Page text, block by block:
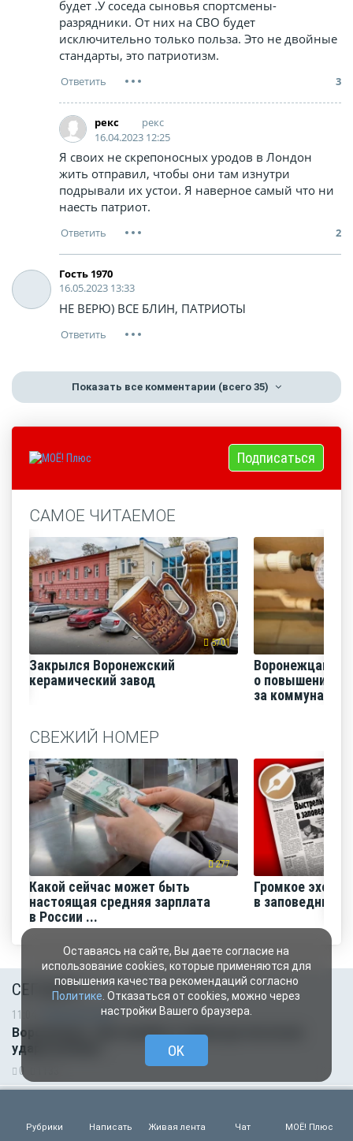
будет .У соседа сыновья спортсмены-
разрядники. От них на СВО будет
исключительно только польза. Это не двойные
стандарты, это патриотизм.
3
рекс
рекс
16.04.2023 12:25
Я своих не скрепоносных уродов в Лондон
жить отправил, чтобы они там изнутри
подрывали их устои. Я наверное самый что ни
наесть патриот.
2
Гость 1970
16.05.2023 13:33
НЕ ВЕРЮ) ВСЕ БЛИН, ПАТРИОТЫ
Показать все комментарии (всего 35)
Подписаться
САМОЕ ЧИТАЕМОЕ
5701
Закрылся Воронежский
керамический завод
Воронежцам
о повышении
за
СВЕЖИЙ НОМЕР
277
Какой сейчас может быть
настоящая средняя зарплата
в России ...
Громкое эхо
в заповеднике»
СЕГОДНЯ
11:04 Происшествия
Воронежцы: «Автомойка сгорела дотла после
удара молнии»
0
Часть воронежцев не получила воду после
Рубрики Написать Живая лента Чат МОЁ! Плюс
Оставаясь на сайте, Вы даете согласие на
использование cookies, которые применяются для
повышения качества рекомендаций согласно
Политике . Отказаться от cookies, можно через
настройки Вашего браузера.
OK